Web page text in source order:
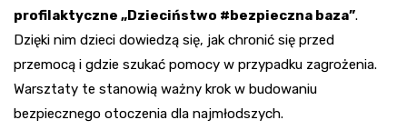
profilaktyczne „Dzieciństwo #bezpieczna baza”.
Dzięki nim dzieci dowiedzą się, jak chronić się przed
przemocą i gdzie szukać pomocy w przypadku zagrożenia.
Warsztaty te stanowią ważny krok w budowaniu
bezpiecznego otoczenia dla najmłodszych.